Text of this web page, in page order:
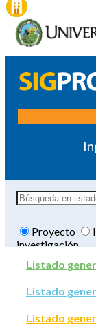
Proyecto
investigación
Listado
Listado
Listado